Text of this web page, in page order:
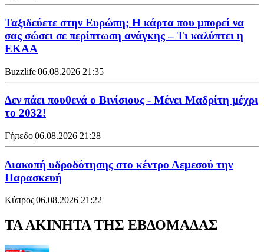
Ταξιδεύετε στην Ευρώπη; Η κάρτα που μπορεί να
σας σώσει σε περίπτωση ανάγκης – Τι καλύπτει η
ΕΚΑΑ
Buzzlife|06.08.2026 21:35
Δεν πάει πουθενά ο Βινίσιους - Μένει Μαδρίτη μέχρι
το 2032!
Γήπεδο|06.08.2026 21:28
Διακοπή υδροδότησης στο κέντρο Λεμεσού την
Παρασκευή
Κύπρος|06.08.2026 21:22
ΤΑ ΑΚΙΝΗΤΑ ΤΗΣ ΕΒΔΟΜΑΔΑΣ